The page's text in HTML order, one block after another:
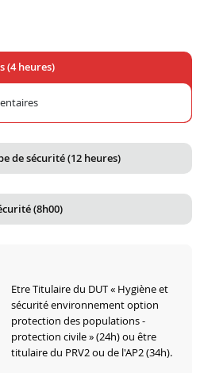
(4 heures)
de sécurité (12 heures)
(8h00)
Etre Titulaire du DUT « Hygiène et
sécurité environnement option
protection des populations -
protection civile » (24h) ou être
titulaire du PRV2 ou de l'AP2 (34h).